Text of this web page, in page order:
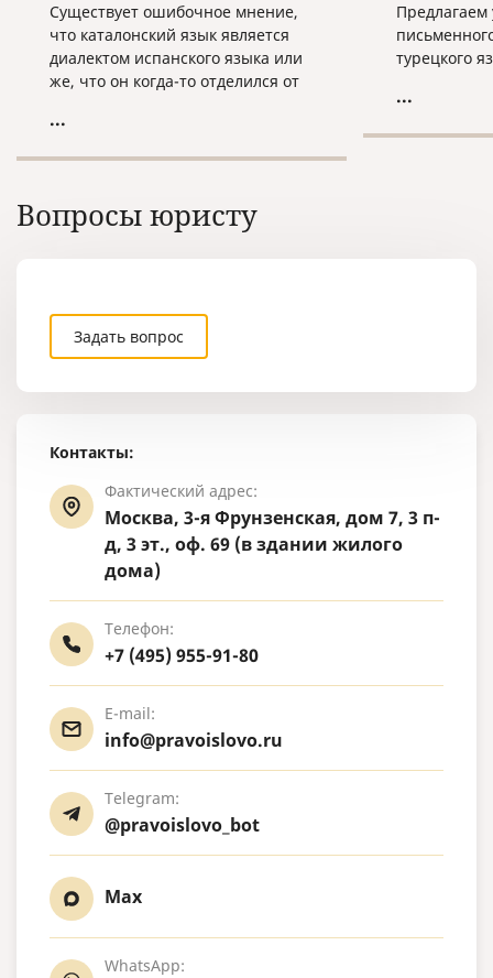
Контакты:
Фактический адрес:
Москва, 3-я Фрунзенская, дом 7, 3 п-
д, 3 эт., оф. 69 (в здании жилого
дома)
Телефон:
+7 (495) 955-91-80
E-mail:
info@pravoislovo.ru
Telegram:
@pravoislovo_bot
Max
WhatsApp:
Существует ошибочное мнение,
что каталонский язык является
диалектом испанского языка или
же, что он когда-то отделился от
течением времени. Каталонский
этом языке говорят в Испании
островах.
...
Предлагаем
турецкого
...
Вопросы юристу
Задать вопрос